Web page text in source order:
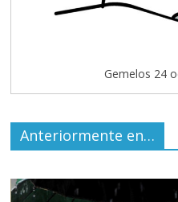
Gemelos 24
Anteriormente en…